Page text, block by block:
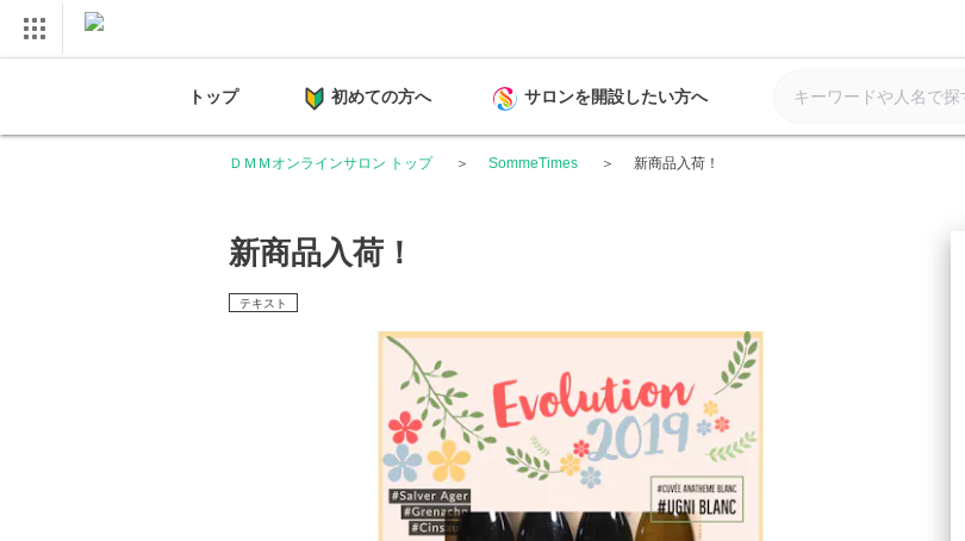
トップ 初めての方へ サロンを開設したい方へ
ＤＭＭオンラインサロン トップ SommeTimes 新商品入荷！
新商品入荷！
テキスト